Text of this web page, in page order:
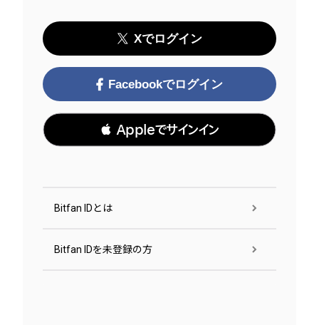
Xでログイン
Facebookでログイン
 Appleでサインイン
Bitfan IDとは
Bitfan IDを未登録の方